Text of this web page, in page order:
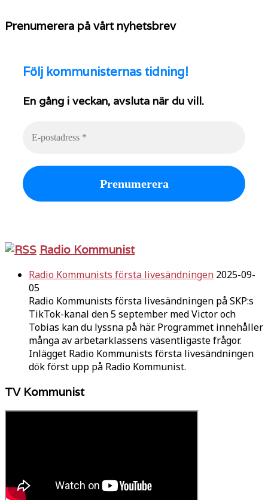
Prenumerera på vårt nyhetsbrev
Följ kommunisternas tidning!
En gång i veckan, avsluta när du vill.
Radio Kommunist
Radio Kommunists första livesändningen 2025-09-
05
Radio Kommunists första livesändningen på SKP:s
TikTok-kanal den 5 september med Victor och
Tobias kan du lyssna på här. Programmet innehåller
många av arbetarklassens väsentligaste frågor.
Inlägget Radio Kommunists första livesändningen
dök först upp på Radio Kommunist.
TV Kommunist